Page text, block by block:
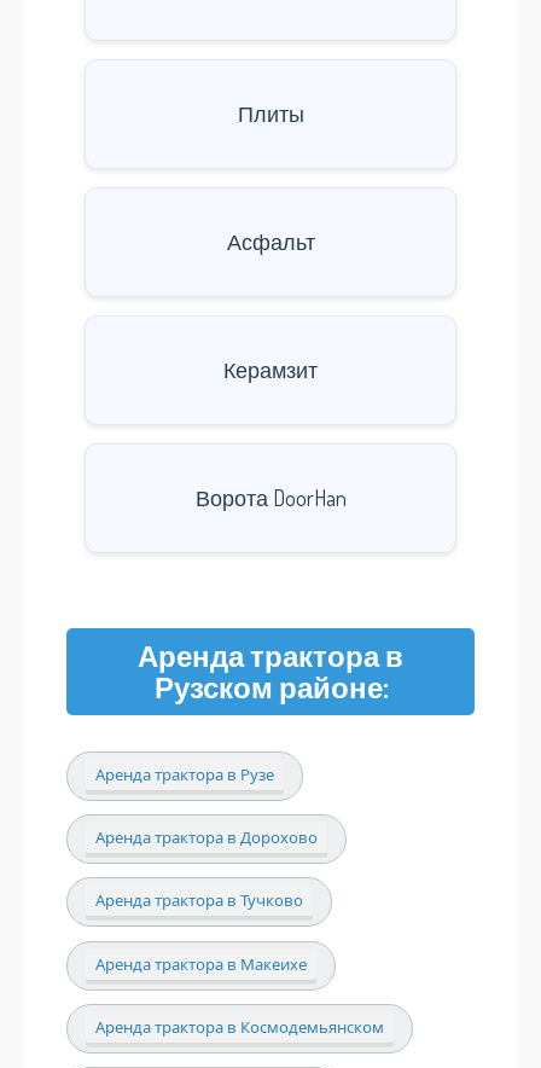
Плиты
Асфальт
Керамзит
Ворота DoorHan
Аренда трактора в
Рузском районе:
Аренда трактора в Рузе
Аренда трактора в Дорохово
Аренда трактора в Тучково
Аренда трактора в Макеихе
Аренда трактора в Космодемьянском